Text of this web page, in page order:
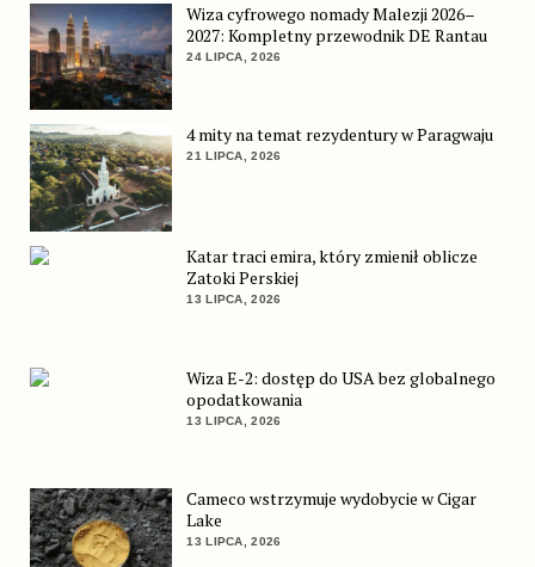
Wiza cyfrowego nomady Malezji 2026–
2027: Kompletny przewodnik DE Rantau
24 LIPCA, 2026
4 mity na temat rezydentury w Paragwaju
21 LIPCA, 2026
Katar traci emira, który zmienił oblicze
Zatoki Perskiej
13 LIPCA, 2026
Wiza E-2: dostęp do USA bez globalnego
opodatkowania
13 LIPCA, 2026
Cameco wstrzymuje wydobycie w Cigar
Lake
13 LIPCA, 2026